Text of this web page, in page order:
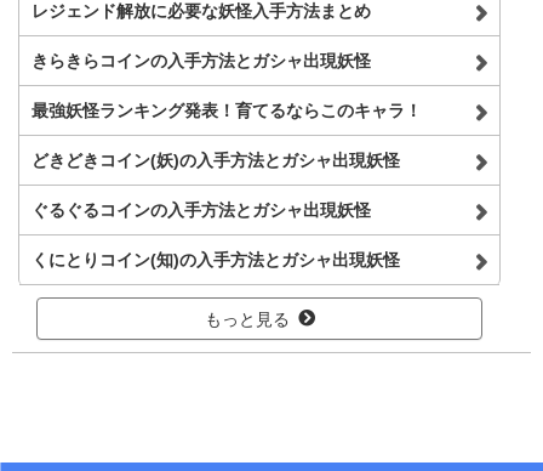
レジェンド解放に必要な妖怪入手方法まとめ
きらきらコインの入手方法とガシャ出現妖怪
最強妖怪ランキング発表！育てるならこのキャラ！
どきどきコイン(妖)の入手方法とガシャ出現妖怪
ぐるぐるコインの入手方法とガシャ出現妖怪
くにとりコイン(知)の入手方法とガシャ出現妖怪
もっと見る